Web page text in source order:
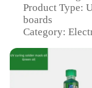
Product Type:
boards
Category:
superior
Usage and
electronic